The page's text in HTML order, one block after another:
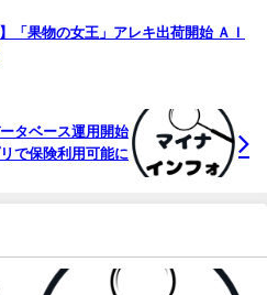
「果物の女王」アレキ出荷開始 ＡＩ
タベース運用開始
で保険利用可能に